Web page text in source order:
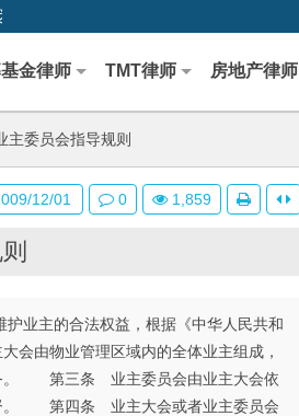
金律师 TMT律师 房地产律师
主委员会指导规则
主的合法权益，根据《中华人民共和
由物业管理区域内的全体业主组成，
务。 第三条 业主委员会由业主大会依
督。 第四条 业主大会或者业主委员会
12/01 0 1,859